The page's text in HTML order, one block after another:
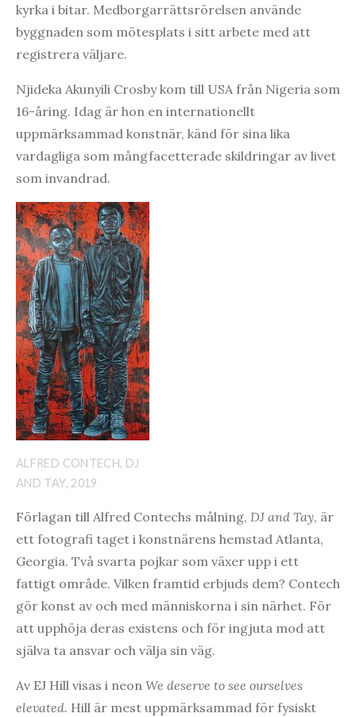
kyrka i bitar. Medborgarrättsrörelsen använde
byggnaden som mötesplats i sitt arbete med att
registrera väljare.
Njideka Akunyili Crosby kom till USA från Nigeria som
16-åring. Idag är hon en internationellt
uppmärksammad konstnär, känd för sina lika
vardagliga som mångfacetterade skildringar av livet
som invandrad.
ALFRED CONTECH, DJ
AND TAY, 2019
Förlagan till Alfred Contechs målning, DJ and Tay, är
ett fotografi taget i konstnärens hemstad Atlanta,
Georgia. Två svarta pojkar som växer upp i ett
fattigt område. Vilken framtid erbjuds dem? Contech
gör konst av och med människorna i sin närhet. För
att upphöja deras existens och för ingjuta mod att
själva ta ansvar och välja sin väg.
Av EJ Hill visas i neon We deserve to see ourselves
elevated. Hill är mest uppmärksammad för fysiskt